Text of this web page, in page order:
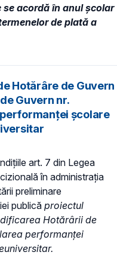
acordă în anul școlar
de plată a
Hotărâre de Guvern
Guvern nr.
școlare
art. 7 din Legea
în administraţia
preliminare
publică proiectul
Hotărârii de
performanței